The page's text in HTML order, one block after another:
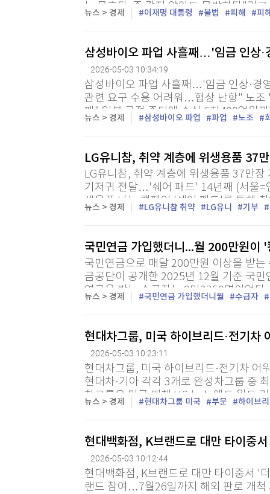
는 무효다. 즉 갚지 않아도 무방하다"라
응 방침을 재확인한 것이다. 이번 언급은
뉴스 > 경제 이재명 대통령 불법 피해 피
삼성바이오 파업 사흘째…'임금 인상
2026-05-03 10:34:19
삼성바이오 파업 사흘째…'임금 인상·경
관련 요구 수용 어려워…협상 난항" 노
패" 일부 공정 중단에 손실 6천400억원
삼성바이오로직스[207940] 전면 파업
뉴스 > 경제 삼성바이오 파업 파업 노조
LG유니참, 취약 계층에 위생용품 37
LG유니참, 취약 계층에 위생용품 37만
기저귀 전달…'쉐어 패드' 14년째 (서울=
생용품 나눔 캠페인 '쉐어 패드'를 통해
대와 기저귀 37만장을 기부했다고 3일
뉴스 > 경제 LG유니참 취약 LG유니 기부
국민연금 가입했더니...월 200만원이
국민연금으로 매달 200만원 이상을 받
금공단이 공개한 2025년 12월 기준 국
연금을 받는 수급자는 9만3350명이었
83.8% 증가한 수준이다. 불과 1년 사이
뉴스 > 경제 국민연금 가입했더니월 수급자
현대차그룹, 미국 하이브리드·전기차
2026-05-03 10:23:11
현대차그룹, 미국 하이브리드·전기차
현대차·기아 각각 3개로 완성차그룹 중
차그룹은 미국 매체 US 뉴스 앤드 월드
·전기차 어워즈'에서 총 19개 중 7개 부
뉴스 > 경제 현대차그룹 미국 부문 하이브
현대백화점, K브랜드로 대만 타이중
2026-05-03 10:12:44
현대백화점, K브랜드로 대만 타이중서 '
랜드 참여…7월26일까지 해외 판로 개척